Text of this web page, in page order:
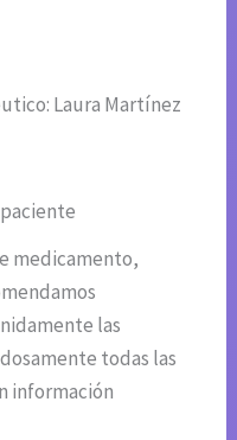
Laura Martínez
medicamento,
las
todas las
información